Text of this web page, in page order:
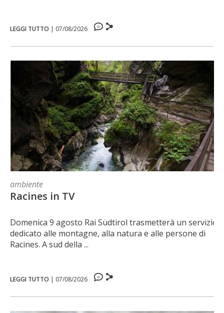
LEGGI TUTTO | 07/08/2026 0
ambiente
Racines in TV
Domenica 9 agosto Rai Südtirol trasmetterà un servizio
dedicato alle montagne, alla natura e alle persone di
Racines. A sud della ...
LEGGI TUTTO | 07/08/2026 0